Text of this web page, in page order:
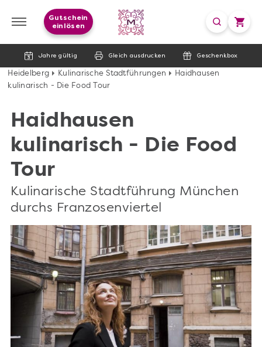
Jahre gültig Gleich ausdrucken Geschenkbox
Gutschein
einlösen
Heidelberg Kulinarische Stadtführungen
Haidhausen
kulinarisch - Die Food Tour
Haidhausen
kulinarisch - Die Food
Tour
Kulinarische Stadtführung München
durchs Franzosenviertel